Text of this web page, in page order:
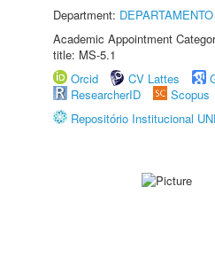
Department:
Academic Appointment
title: MS-5.1
Orcid
CV Lattes
ResearcherID
Scopus
Repositório Institucional